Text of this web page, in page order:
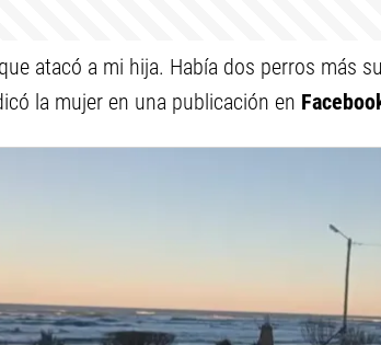
atacó a mi hija. Había dos perros más
la mujer en una publicación en